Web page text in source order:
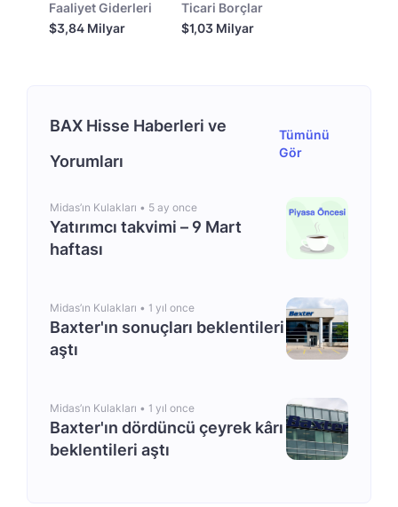
Faaliyet Giderleri
$3,84 Milyar
Ticari Borçlar
$1,03 Milyar
BAX Hisse Haberleri ve
Yorumları
Tümünü
Gör
Midas’ın Kulakları • 5 ay once
Yatırımcı takvimi – 9 Mart
haftası
Midas’ın Kulakları • 1 yıl once
Baxter'ın sonuçları beklentileri
aştı
Midas’ın Kulakları • 1 yıl once
Baxter'ın dördüncü çeyrek kârı
beklentileri aştı